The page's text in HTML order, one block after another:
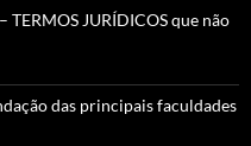
TERMOS JURÍDICOS que não
das principais faculdades